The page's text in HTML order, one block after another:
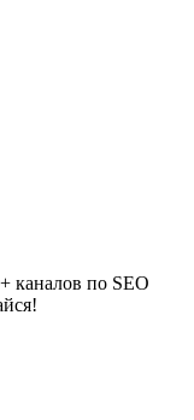
каналов по SEO